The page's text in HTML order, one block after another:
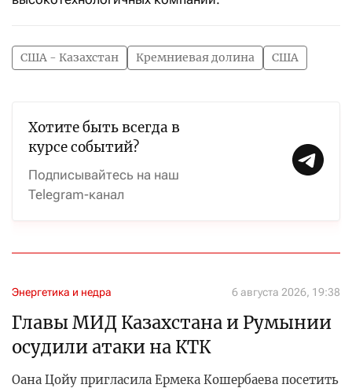
США - Казахстан Кремниевая долина США
Хотите быть всегда в
курсе событий?
Подписывайтесь на наш
Telegram-канал
Энергетика и недра 6 августа 2026, 19:38
Главы МИД Казахстана и Румынии
осудили атаки на КТК
Оана Цойу пригласила Ермека Кошербаева посетить